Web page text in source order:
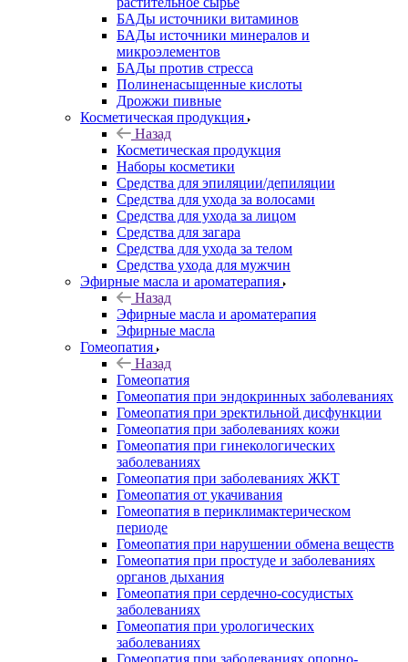
БАДы источники витаминов
БАДы источники минералов и
микроэлементов
БАДы против стресса
Полиненасыщенные кислоты
Дрожжи пивные
Косметическая продукция
Назад
Косметическая продукция
Наборы косметики
Средства для эпиляции/депиляции
Средства для ухода за волосами
Средства для ухода за лицом
Средства для загара
Средства для ухода за телом
Средства ухода для мужчин
Эфирные масла и ароматерапия
Назад
Эфирные масла и ароматерапия
Эфирные масла
Гомеопатия
Назад
Гомеопатия
Гомеопатия при эндокринных заболеваниях
Гомеопатия при эректильной дисфункции
Гомеопатия при заболеваниях кожи
Гомеопатия при гинекологических
заболеваниях
Гомеопатия при заболеваниях ЖКТ
Гомеопатия от укачивания
Гомеопатия в периклимактерическом
периоде
Гомеопатия при нарушении обмена веществ
Гомеопатия при простуде и заболеваниях
органов дыхания
Гомеопатия при сердечно-сосудистых
заболеваниях
Гомеопатия при урологических
заболеваниях
Гомеопатия при заболеваниях опорно-